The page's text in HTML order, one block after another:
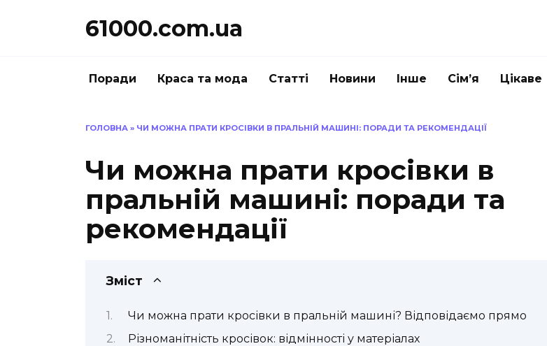
61000.com.ua
Поради Краса та мода Статті Новини Інше Сім’я Цікаве
ГОЛОВНА » ЧИ МОЖНА ПРАТИ КРОСІВКИ В ПРАЛЬНІЙ МАШИНІ: ПОРАДИ ТА РЕКОМЕНДАЦІЇ
Чи можна прати кросівки в
пральній машині: поради та
рекомендації
Зміст
Чи можна прати кросівки в пральній машині? Відповідаємо прямо
Різноманітність кросівок: відмінності у матеріалах